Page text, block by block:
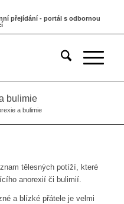
přejídání - portál s odbornou
bulimie
a bulimie
tělesných potíží, které
anorexií či bulimií.
a blízké přátele je velmi